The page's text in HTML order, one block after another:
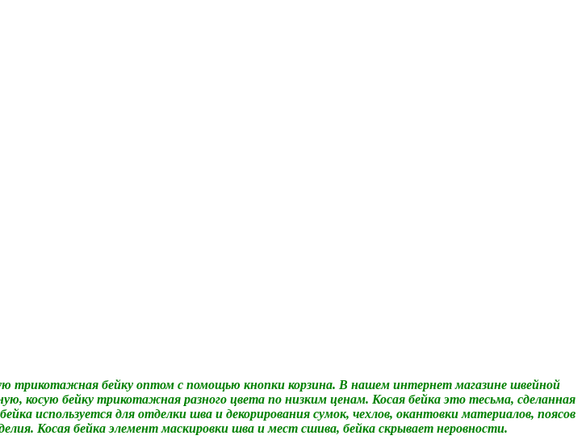
трикотажная бейку оптом с помощью кнопки корзина. В нашем интернет магазине швейной
косую бейку трикотажная разного цвета по низким ценам. Косая бейка это тесьма, сделанная
используется для отделки шва и декорирования сумок, чехлов, окантовки материалов, поясов
Косая бейка элемент маскировки шва и мест сшива, бейка скрывает неровности.